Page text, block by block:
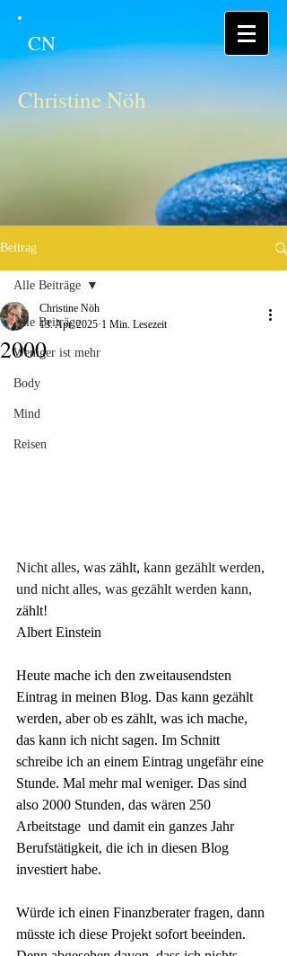
CN
Christine Nöh
Beitrag
Alle Beiträge
Weniger ist mehr
Body
Mind
Reisen
Alle Beiträge
2000
Christine Nöh
13. Apr. 2025 1 Min. Lesezeit
Nicht alles, was zählt, kann gezählt werden,
und nicht alles, was gezählt werden kann,
zählt!
Albert Einstein
Heute mache ich den zweitausendsten
Eintrag in meinen Blog. Das kann gezählt
werden, aber ob es zählt, was ich mache,
das kann ich nicht sagen. Im Schnitt
schreibe ich an einem Eintrag ungefähr eine
Stunde. Mal mehr mal weniger. Das sind
also 2000 Stunden, das wären 250
Arbeitstage  und damit ein ganzes Jahr
Berufstätigkeit, die ich in diesen Blog
investiert habe.
Würde ich einen Finanzberater fragen, dann
müsste ich diese Projekt sofort beeinden.